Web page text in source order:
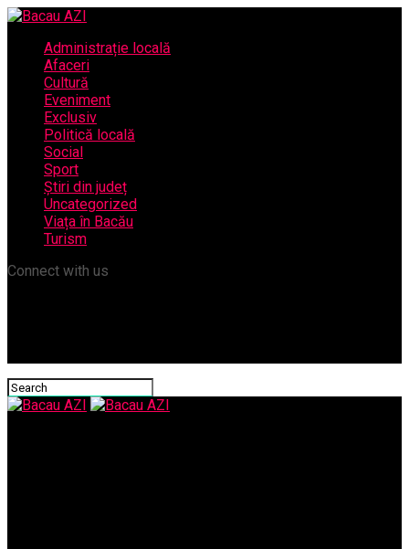
Administrație locală
Afaceri
Cultură
Eveniment
Exclusiv
Politică locală
Social
Sport
Știri din județ
Uncategorized
Viața în Bacău
Turism
Connect with us